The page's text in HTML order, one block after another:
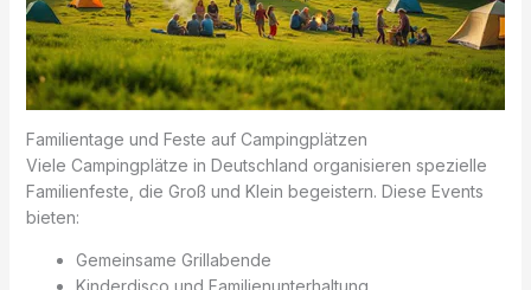
Familientage und Feste auf Campingplätzen
Viele Campingplätze in Deutschland organisieren spezielle
Familienfeste, die Groß und Klein begeistern. Diese Events
bieten:
Gemeinsame Grillabende
Kinderdisco und Familienunterhaltung